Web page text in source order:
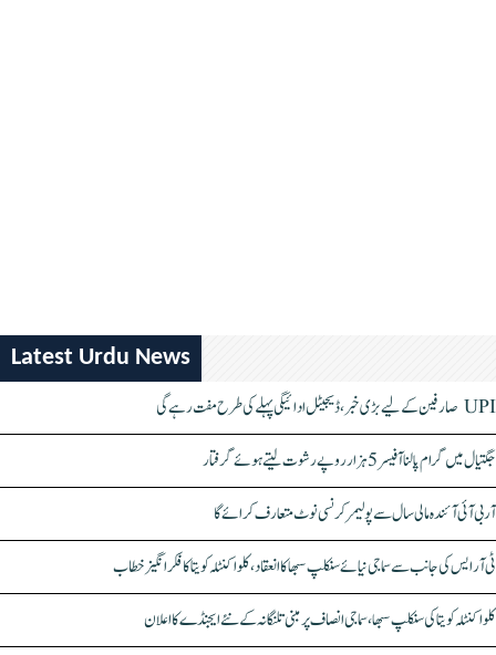
Latest Urdu News
UPI صارفین کے لیے بڑی خبر، ڈیجیٹل ادائیگی پہلے کی طرح مفت رہے گی
جگتیال میں گرام پالنا آفیسر 5 ہزار روپے رشوت لیتے ہوئے گرفتار
آر بی آئی آئندہ مالی سال سے پولیمر کرنسی نوٹ متعارف کرائے گا
ٹی آر ایس کی جانب سے سماجی نیائے سنکلپ سبھا کا انعقاد، کلواکنٹلہ کویتا کا فکر انگیز خطاب
کلواکنٹلہ کویتا کی سنکلپ سبھا، سماجی انصاف پر مبنی تلنگانہ کے نئے ایجنڈے کا اعلان